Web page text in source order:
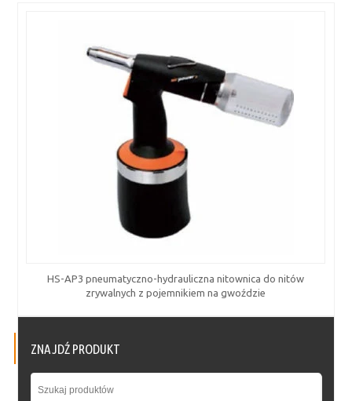
HS-AP3 pneumatyczno-hydrauliczna nitownica do nitów
zrywalnych z pojemnikiem na gwoździe
ZNAJDŹ PRODUKT